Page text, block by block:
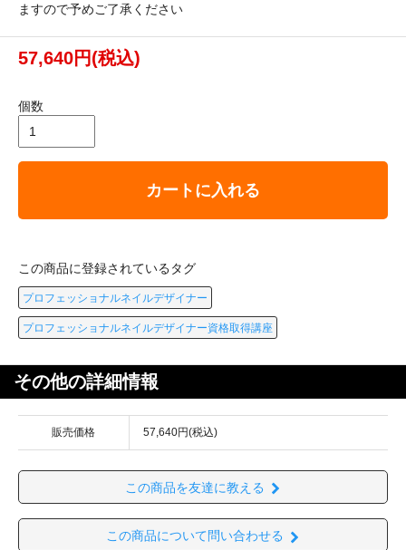
ますので予めご了承ください
57,640円(税込)
個数
カートに入れる
この商品に登録されているタグ
プロフェッショナルネイルデザイナー
プロフェッショナルネイルデザイナー資格取得講座
その他の詳細情報
販売価格 57,640円(税込)
この商品を友達に教える
この商品について問い合わせる